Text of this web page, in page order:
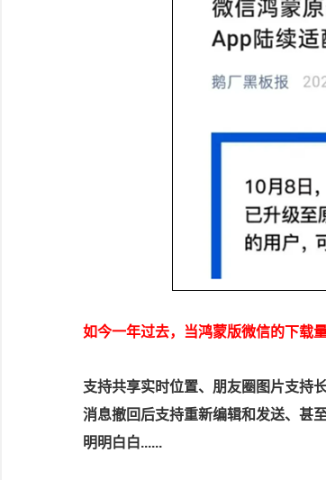
如今一年过去，当鸿蒙版微信的下载
支持共享实时位置、朋友圈图片支持
消息撤回后支持重新编辑和发送、甚
明明白白......